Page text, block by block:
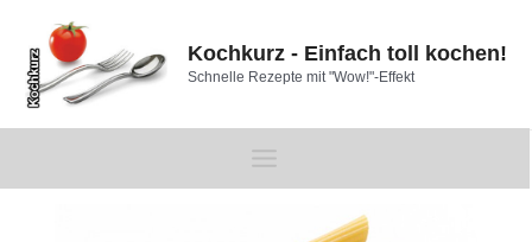
Inhalt
springen
Kochkurz - Einfach toll kochen!
Schnelle Rezepte mit "Wow!"-Effekt
Main
Beitragsnavigation